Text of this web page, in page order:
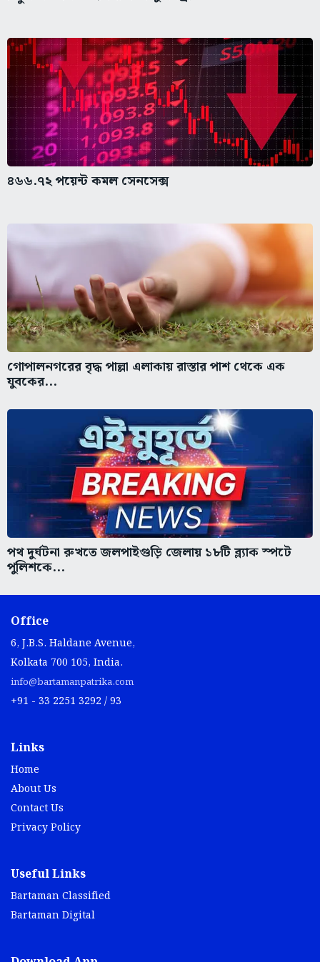
৪৬৬.৭২ পয়েন্ট কমল সেনসেক্স
গোপালনগরের বৃদ্ধ পাল্লা এলাকায় রাস্তার পাশ থেকে এক
যুবকের...
পথ দুর্ঘটনা রুখতে জলপাইগুড়ি জেলায় ১৮টি ব্ল্যাক স্পটে
পুলিশকে...
Office
6, J.B.S. Haldane Avenue,
Kolkata 700 105, India.
info@bartamanpatrika.com
+91 - 33 2251 3292 / 93
Links
Home
About Us
Contact Us
Privacy Policy
Useful Links
Bartaman Classified
Bartaman Digital